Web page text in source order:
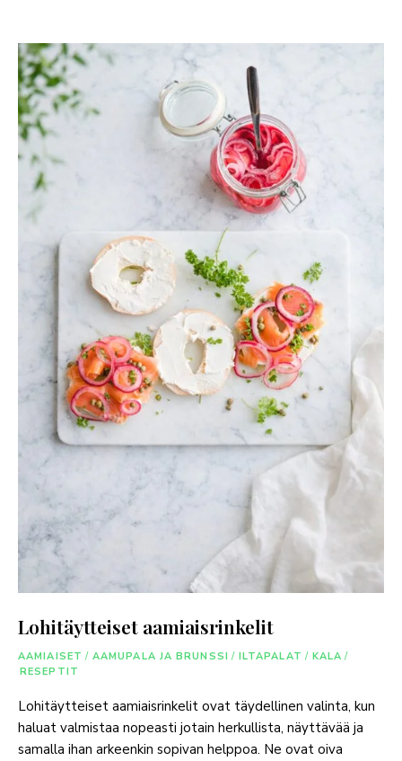
Lohitäytteiset aamiaisrinkelit
AAMIAISET / AAMUPALA JA BRUNSSI / ILTAPALAT / KALA /
RESEPTIT
Lohitäytteiset aamiaisrinkelit ovat täydellinen valinta, kun
haluat valmistaa nopeasti jotain herkullista, näyttävää ja
samalla ihan arkeenkin sopivan helppoa. Ne ovat oiva